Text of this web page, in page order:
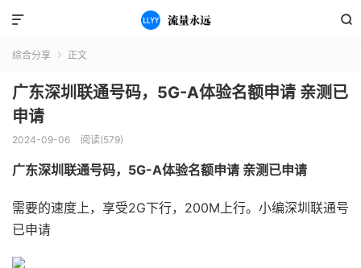


综合分享  正文
广东深圳联通号码，5G-A体验名额申请 亲测已
申请
2024-09-06 阅读(579)
广东深圳联通号码，5G-A体验名额申请 亲测已申请
需要的速度上，享受2G下行，200M上行。小编深圳联通号
已申请